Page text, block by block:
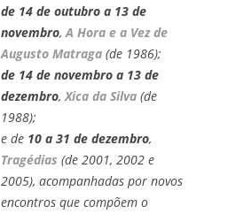
de 14 de outubro a 13 de
novembro,A Hora e a Vez de
Augusto Matraga (de 1986);
de 14 de novembro a 13 de
dezembro,Xica da Silva (de
1988);
e de 10 a 31 de dezembro,
Tragédias (de 2001, 2002 e
2005), acompanhadas por novos
encontros que compõem o